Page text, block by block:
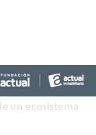
—donde
lenguaje visual
local en figuras
la relación entre
viva del territorio
un ecosistema